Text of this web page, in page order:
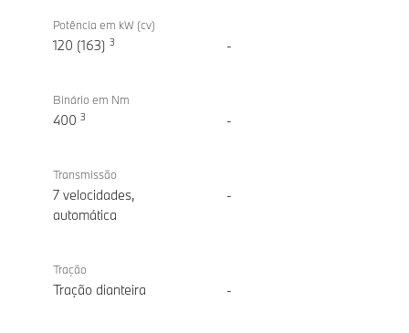
Potência em kW (cv)
120 (163) 3 -
Binário em Nm
400 3 -
Transmissão
7 velocidades,
automática
-
Tração
Tração dianteira -